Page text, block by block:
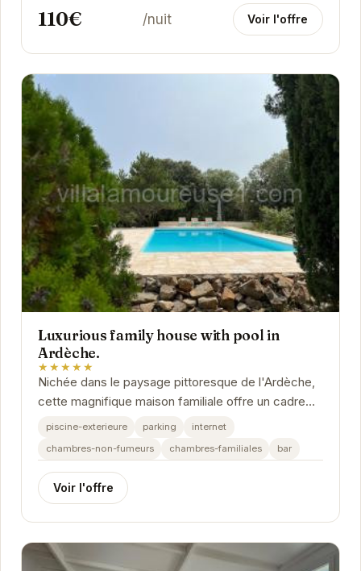
110€ /nuit Voir l'offre
Luxurious family house with pool in
Ardèche.
★★★★★
Nichée dans le paysage pittoresque de l'Ardèche,
cette magnifique maison familiale offre un cadre
idyllique pour des vacances inoubliables. Avec sa...
piscine-exterieure parking
internet
chambres-non-fumeurs
chambres-familiales bar
Voir l'offre